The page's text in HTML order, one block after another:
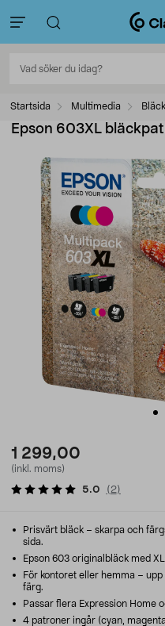
Startsida Multimedia
Epson 603XL
1 299,00
(inkl. moms)
5.0 ( 2)
Prisvärt bläck – skarpa och
sida.
Epson 603 originalbläck med
För kontoret eller hemma –
färg.
Passar flera Expression Home
4 patroner ingår (cyan,